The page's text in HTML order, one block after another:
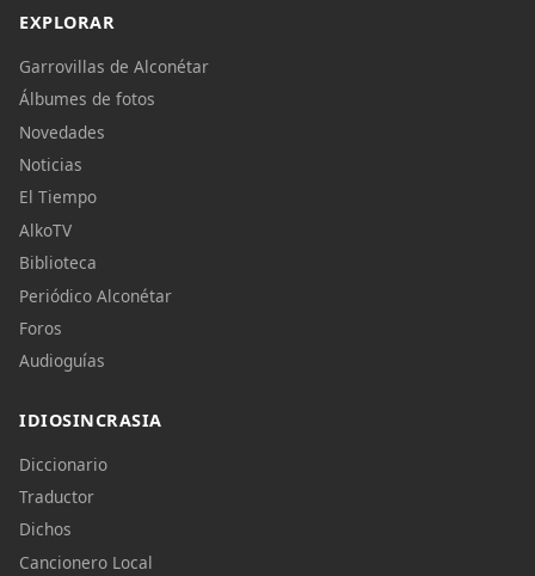
EXPLORAR
Garrovillas de Alconétar
Álbumes de fotos
Novedades
Noticias
El Tiempo
AlkoTV
Biblioteca
Periódico Alconétar
Foros
Audioguías
IDIOSINCRASIA
Diccionario
Traductor
Dichos
Cancionero Local